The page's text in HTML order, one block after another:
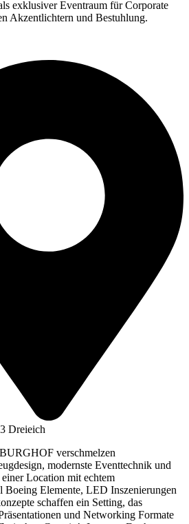
Dreieich
verschmelzen
modernste Eventtechnik und
Location mit echtem
Boeing Elemente, LED Inszenierungen
schaffen ein Setting, das
und Networking Formate